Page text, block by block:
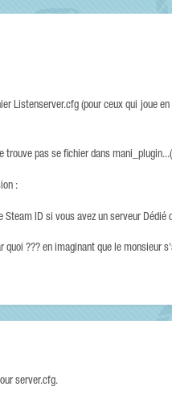
Listenserver.cfg (pour ceux qui joue
trouve pas se fichier dans
:
ID si vous avez un serveur Dédié
quoi ??? en imaginant que le monsieur
server.cfg.